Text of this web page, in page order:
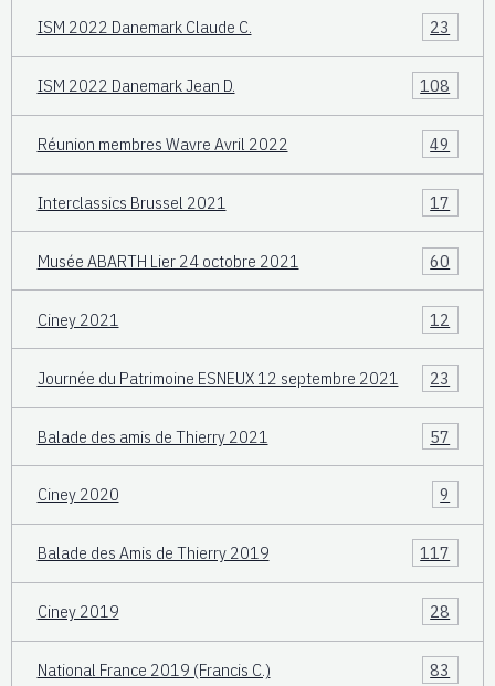
ISM 2022 Danemark Claude C. 23
ISM 2022 Danemark Jean D. 108
Réunion membres Wavre Avril 2022 49
Interclassics Brussel 2021 17
Musée ABARTH Lier 24 octobre 2021 60
Ciney 2021 12
Journée du Patrimoine ESNEUX 12 septembre 2021 23
Balade des amis de Thierry 2021 57
Ciney 2020 9
Balade des Amis de Thierry 2019 117
Ciney 2019 28
National France 2019 (Francis C.) 83